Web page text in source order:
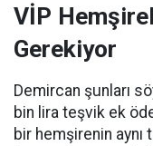
VİP
Gerekiyor
Demircan şunları
bin lira teşvik ek
bir hemşirenin aynı